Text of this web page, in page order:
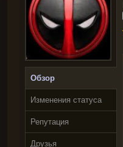
Обзор
Изменения статуса
Репутация
Друзья